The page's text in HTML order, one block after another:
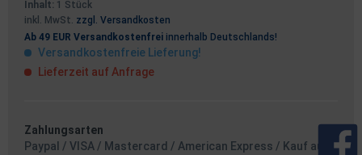
Inhalt: 1 Stück
inkl. MwSt. zzgl. Versandkosten
Ab 49 EUR Versandkostenfrei innerhalb Deutschlands!
Versandkostenfreie Lieferung!
Lieferzeit auf Anfrage
Zahlungsarten
Paypal / VISA / Mastercard / American Express / Kauf auf